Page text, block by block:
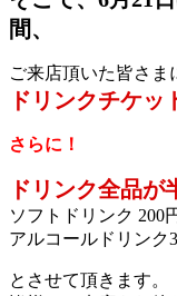
間、
ご来店頂いた皆さま
ドリンクチケッ
さらに！
ドリンク全品が
ソフトドリンク 200
アルコールドリンク
とさせて頂きます。